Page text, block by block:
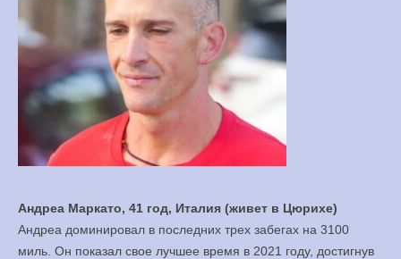
Андреа Маркато, 41 год, Италия (живет в Цюрихе)
Андреа доминировал в последних трех забегах на 3100
миль. Он показал свое лучшее время в 2021 году, достигнув